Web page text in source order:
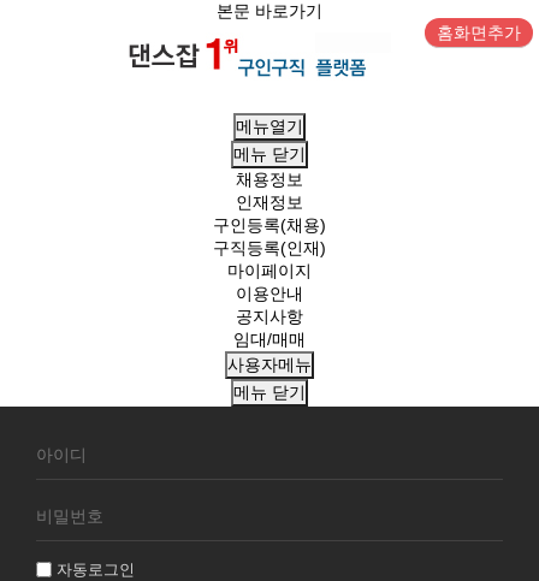
본문 바로가기
홈화면추가
메뉴열기
메뉴 닫기
채용정보
인재정보
구인등록(채용)
구직등록(인재)
마이페이지
이용안내
공지사항
임대/매매
사용자메뉴
메뉴 닫기
원
그
자동로그인